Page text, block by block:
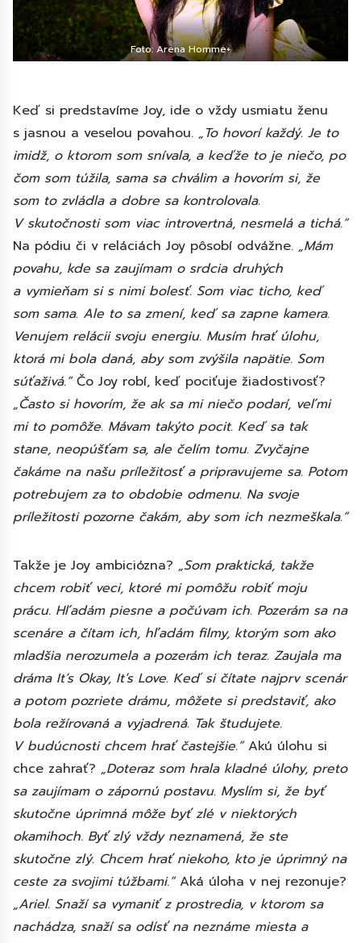
Foto: Arena Homme+
Keď si predstavíme Joy, ide o vždy usmiatu ženu
s jasnou a veselou povahou. „To hovorí každý. Je to
imidž, o ktorom som snívala, a keďže to je niečo, po
čom som túžila, sama sa chválim a hovorím si, že
som to zvládla a dobre sa kontrolovala.
V skutočnosti som viac introvertná, nesmelá a tichá.“
Na pódiu či v reláciách Joy pôsobí odvážne. „Mám
povahu, kde sa zaujímam o srdcia druhých
a vymieňam si s nimi bolesť. Som viac ticho, keď
som sama. Ale to sa zmení, keď sa zapne kamera.
Venujem relácii svoju energiu. Musím hrať úlohu,
ktorá mi bola daná, aby som zvýšila napätie. Som
súťaživá.“Čo Joy robí, keď pociťuje žiadostivosť?
„Často si hovorím, že ak sa mi niečo podarí, veľmi
mi to pomôže. Mávam takýto pocit. Keď sa tak
stane, neopúšťam sa, ale čelím tomu. Zvyčajne
čakáme na našu príležitosť a pripravujeme sa. Potom
potrebujem za to obdobie odmenu. Na svoje
príležitosti pozorne čakám, aby som ich nezmeškala.“
Takže je Joy ambiciózna? „Som praktická, takže
chcem robiť veci, ktoré mi pomôžu robiť moju
prácu. Hľadám piesne a počúvam ich. Pozerám sa na
scenáre a čítam ich, hľadám filmy, ktorým som ako
mladšia nerozumela a pozerám ich teraz. Zaujala ma
dráma It’s Okay, It’s Love. Keď si čítate najprv scenár
a potom pozriete drámu, môžete si predstaviť, ako
bola režírovaná a vyjadrená. Tak študujete.
V budúcnosti chcem hrať častejšie.“Akú úlohu si
chce zahrať? „Doteraz som hrala kladné úlohy, preto
sa zaujímam o zápornú postavu. Myslím si, že byť
skutočne úprimná môže byť zlé v niektorých
okamihoch. Byť zlý vždy neznamená, že ste
skutočne zlý. Chcem hrať niekoho, kto je úprimný na
ceste za svojimi túžbami.“Aká úloha v nej rezonuje?
„Ariel. Snaží sa vymaniť z prostredia, v ktorom sa
nachádza, snaží sa odísť na neznáme miesta a